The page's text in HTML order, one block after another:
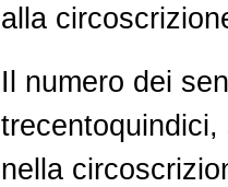
alla
Il numero dei
nella